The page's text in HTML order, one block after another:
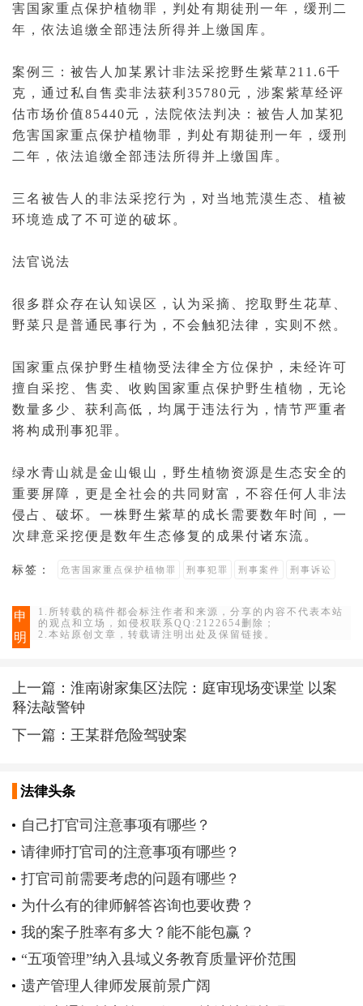
害国家重点保护植物罪，判处有期徒刑一年，缓刑二
年，依法追缴全部违法所得并上缴国库。
案例三：被告人加某累计非法采挖野生紫草211.6千
克，通过私自售卖非法获利35780元，涉案紫草经评
估市场价值85440元，法院依法判决：被告人加某犯
危害国家重点保护植物罪，判处有期徒刑一年，缓刑
二年，依法追缴全部违法所得并上缴国库。
三名被告人的非法采挖行为，对当地荒漠生态、植被
环境造成了不可逆的破坏。
法官说法
很多群众存在认知误区，认为采摘、挖取野生花草、
野菜只是普通 民事行为 ，不会触犯法律，实则不然。
国家重点保护野生植物受法律全方位保护，未经许可
擅自采挖、售卖、收购国家重点保护野生植物，无论
数量多少、获利高低，均属于违法行为，情节严重者
将构成刑事犯罪 。
绿水青山就是金山银山，野生植物资源是生态安全的
重要屏障，更是全社会的共同财富，不容任何人非法
侵占
、破坏。一株野生紫草的成长需要数年时间，一
次肆意采挖便是数年生态修复的成果付诸东流。
标签： 危害国家重点保护植物罪 刑事犯罪 刑事案件 刑事诉讼
申
明
1.所转载的稿件都会标注作者和来源，分享的内容不代表本站
的观点和立场，如侵权联系QQ:2122654删除；
2.本站原创文章，转载请注明出处及保留链接。
上一篇：淮南谢家集区法院：庭审现场变课堂 以案
释法敲警钟
下一篇： 王某群危险驾驶案
法律头条
自己打官司注意事项有哪些？
请律师打官司的注意事项有哪些？
打官司前需要考虑的问题有哪些？
为什么有的律师解答咨询也要收费？
我的案子胜率有多大？能不能包赢？
“五项管理”纳入县域义务教育质量评价范围
遗产管理人律师发展前景广阔